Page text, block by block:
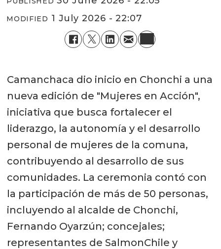
MODIFIED 1 July 2026 - 22:07
Camanchaca dio inicio en Chonchi a una
nueva edición de "Mujeres en Acción",
iniciativa que busca fortalecer el
liderazgo, la autonomía y el desarrollo
personal de mujeres de la comuna,
contribuyendo al desarrollo de sus
comunidades. La ceremonia contó con
la participación de más de 50 personas,
incluyendo al alcalde de Chonchi,
Fernando Oyarzún; concejales;
representantes de SalmonChile y